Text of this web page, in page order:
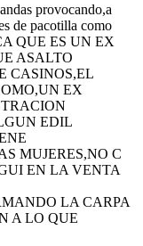
provocando,a
de pacotilla como
QUE ES UN EX
ASALTO
CASINOS,EL
EX
EDIL
MUJERES,NO C
EN LA VENTA
LA CARPA
A LO QUE